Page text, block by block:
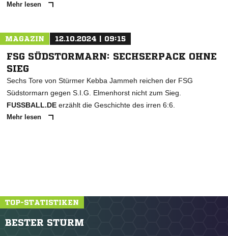
Mehr lesen
MAGAZIN 12.10.2024 | 09:15
FSG SÜDSTORMARN: SECHSERPACK OHNE
SIEG
Sechs Tore von Stürmer Kebba Jammeh reichen der FSG
Südstormarn gegen S.I.G. Elmenhorst nicht zum Sieg.
FUSSBALL.DE erzählt die Geschichte des irren 6:6.
Mehr lesen
TOP-STATISTIKEN
BESTER STURM